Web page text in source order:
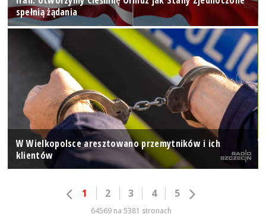
spełnią żądania
W Wielkopolsce aresztowano przemytników i ich
klientów
1 2 3 4 5
64569 na 5381 stronach